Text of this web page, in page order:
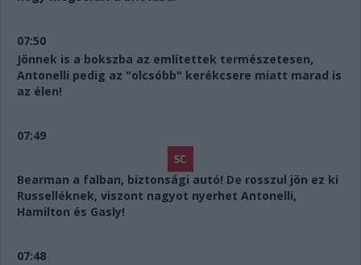
07:50
Jönnek is a bokszba az említettek természetesen,
Antonelli pedig az "olcsóbb" kerékcsere miatt marad is
az élen!
07:49
Bearman a falban, biztonsági autó! De rosszul jön ez ki
Russelléknek, viszont nagyot nyerhet Antonelli,
Hamilton és Gasly!
07:48